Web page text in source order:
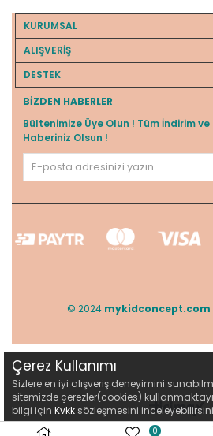
KURUMSAL
ALIŞVERİŞ
DESTEK
BIZDEN HABERLER
Bültenimize Üye Olun ! Tüm İndirim
Haberiniz Olsun !
© 2024 mykidconcept.com
Çerez Kullanımı
Sizlere en iyi alışveriş deneyimini
sitemizde çerezler(cookies)
bilgi için Kvkk sözleşmesini
0